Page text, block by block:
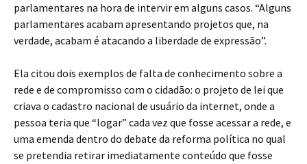
parlamentares na hora de intervir em alguns casos. “Alguns
parlamentares acabam apresentando projetos que, na
verdade, acabam é atacando a liberdade de expressão”.
Ela citou dois exemplos de falta de conhecimento sobre a
rede e de compromisso com o cidadão: o projeto de lei que
criava o cadastro nacional de usuário da internet, onde a
pessoa teria que “logar” cada vez que fosse acessar a rede, e
uma emenda dentro do debate da reforma política no qual
se pretendia retirar imediatamente conteúdo que fosse